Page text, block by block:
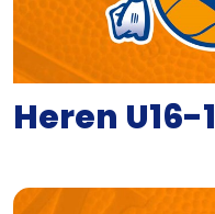
Heren U16-1